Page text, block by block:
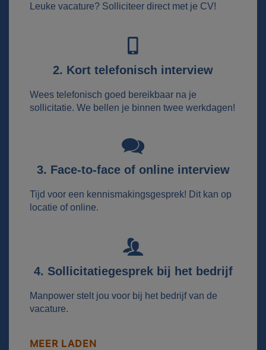
Leuke vacature? Solliciteer direct met je CV!
2. Kort telefonisch interview
Wees telefonisch goed bereikbaar na je
sollicitatie. We bellen je binnen twee werkdagen!
3. Face-to-face of online interview
Tijd voor een kennismakingsgesprek! Dit kan op
locatie of online.
4. Sollicitatiegesprek bij het bedrijf
Manpower stelt jou voor bij het bedrijf van de
vacature.
MEER LADEN